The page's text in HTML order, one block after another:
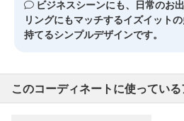
ビジネスシーンにも、日常のお
リングにもマッチするイズイット
持てるシンプルデザインです。
このコーディネートに使ってい